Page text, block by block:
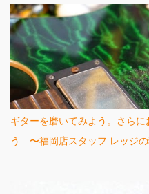
ギターを磨いてみよう。さら
う 〜福岡店スタッフ レッジ